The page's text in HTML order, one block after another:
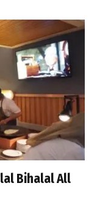
Bihalal All